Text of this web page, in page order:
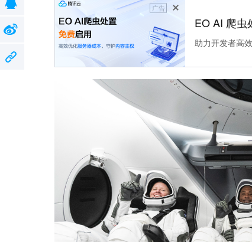
广告
EO AI 爬虫
助力开发者高